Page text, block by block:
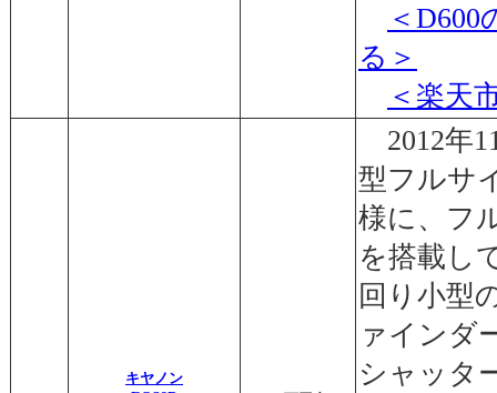
＜
る＞
＜楽天
キヤノン
2012年
型フルサ
様に、フ
を搭載し
回り小型
ァインダ
シャッタ